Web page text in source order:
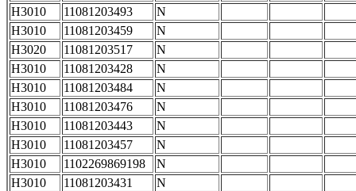
H3010
11081203493
N
H3010
11081203459
N
H3020
11081203517
N
H3010
11081203428
N
H3010
11081203484
N
H3010
11081203476
N
H3010
11081203443
N
H3010
11081203457
N
H3010
1102269869198
N
H3010
11081203431
N